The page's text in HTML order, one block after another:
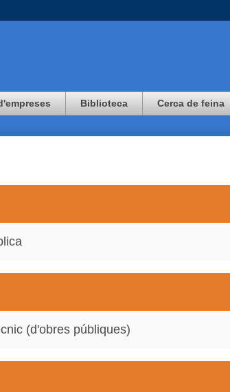
Biblioteca Cerca de feina
(d'obres públiques)